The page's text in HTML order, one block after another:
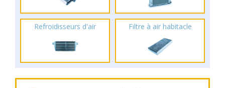
Refroidisseurs d'air Filtre à air habitacle